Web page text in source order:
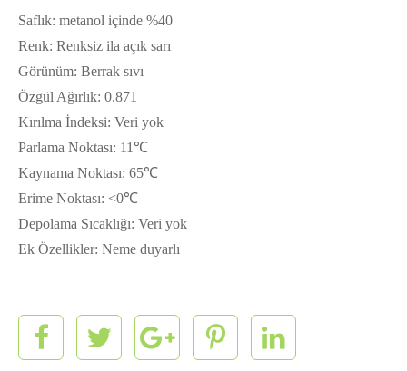
Saflık: metanol içinde %40
Renk: Renksiz ila açık sarı
Görünüm: Berrak sıvı
Özgül Ağırlık: 0.871
Kırılma İndeksi: Veri yok
Parlama Noktası: 11℃
Kaynama Noktası: 65℃
Erime Noktası: <0℃
Depolama Sıcaklığı: Veri yok
Ek Özellikler: Neme duyarlı